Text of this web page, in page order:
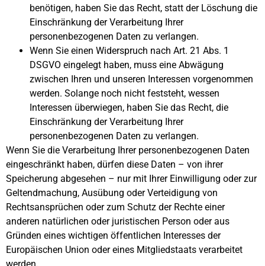
benötigen, haben Sie das Recht, statt der Löschung die
Einschränkung der Verarbeitung Ihrer
personenbezogenen Daten zu verlangen.
Wenn Sie einen Widerspruch nach Art. 21 Abs. 1
DSGVO eingelegt haben, muss eine Abwägung
zwischen Ihren und unseren Interessen vorgenommen
werden. Solange noch nicht feststeht, wessen
Interessen überwiegen, haben Sie das Recht, die
Einschränkung der Verarbeitung Ihrer
personenbezogenen Daten zu verlangen.
Wenn Sie die Verarbeitung Ihrer personenbezogenen Daten
eingeschränkt haben, dürfen diese Daten – von ihrer
Speicherung abgesehen – nur mit Ihrer Einwilligung oder zur
Geltendmachung, Ausübung oder Verteidigung von
Rechtsansprüchen oder zum Schutz der Rechte einer
anderen natürlichen oder juristischen Person oder aus
Gründen eines wichtigen öffentlichen Interesses der
Europäischen Union oder eines Mitgliedstaats verarbeitet
werden.